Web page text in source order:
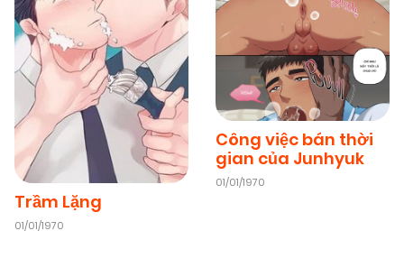
Chapter 2 (VIP) 09/11/2025
Chapter 1 (VIP) 09/11/2025
Chapter 0(VIP) 09/11/2025
Trầm Lặng
01/01/1970
Công việc bán thời
gian của Junhyuk
01/01/1970